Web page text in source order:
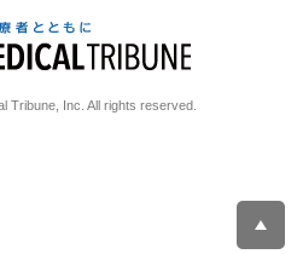
Tribune, Inc. All rights reserved.